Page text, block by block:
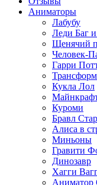
Аниматоры
Лабубу
Леди Баг
Щенячий
Человек-
Гарри
Кукла Лол
Куроми
Бравл
Алиса в
Миньоны
Гравити
Динозавр
Хагги
Аниматор